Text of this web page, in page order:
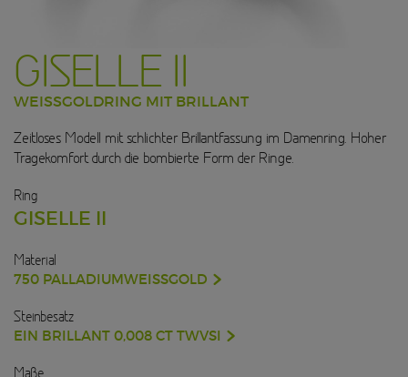
GISELLE II
WEISSGOLDRING MIT BRILLANT
Zeitloses Modell mit schlichter Brillantfassung im Damenring. Hoher
Tragekomfort durch die bombierte Form der Ringe.
Ring
GISELLE II
Material
750 PALLADIUMWEISSGOLD
Steinbesatz
EIN BRILLANT 0,008 CT TWVSI
Maße